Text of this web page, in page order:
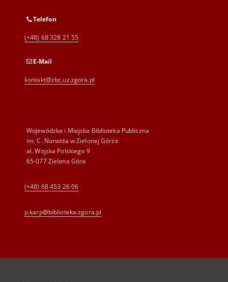
Telefon
(+48) 68 328 21 55
E-Mail
kontakt@zbc.uz.zgora.pl
Wojewódzka i Miejska Biblioteka Publiczna
im. C. Norwida w Zielonej Górze
al. Wojska Polskiego 9
65-077 Zielona Góra
(+48) 68 453 26 06
p.karp@biblioteka.zgora.pl